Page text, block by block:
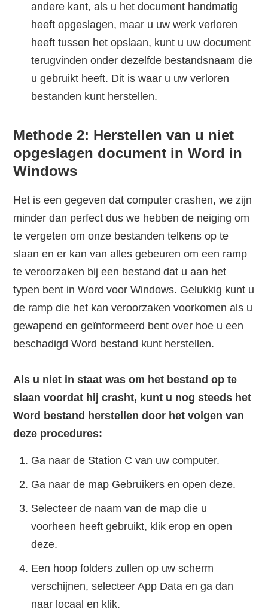
andere kant, als u het document handmatig
heeft opgeslagen, maar u uw werk verloren
heeft tussen het opslaan, kunt u uw document
terugvinden onder dezelfde bestandsnaam die
u gebruikt heeft. Dit is waar u uw verloren
bestanden kunt herstellen.
Methode 2: Herstellen van u niet
opgeslagen document in Word in
Windows
Het is een gegeven dat computer crashen, we zijn
minder dan perfect dus we hebben de neiging om
te vergeten om onze bestanden telkens op te
slaan en er kan van alles gebeuren om een ramp
te veroorzaken bij een bestand dat u aan het
typen bent in Word voor Windows. Gelukkig kunt u
de ramp die het kan veroorzaken voorkomen als u
gewapend en geïnformeerd bent over hoe u een
beschadigd Word bestand kunt herstellen.
Als u niet in staat was om het bestand op te
slaan voordat hij crasht, kunt u nog steeds het
Word bestand herstellen door het volgen van
deze procedures:
Ga naar de Station C van uw computer.
Ga naar de map Gebruikers en open deze.
Selecteer de naam van de map die u
voorheen heeft gebruikt, klik erop en open
deze.
Een hoop folders zullen op uw scherm
verschijnen, selecteer App Data en ga dan
naar locaal en klik.